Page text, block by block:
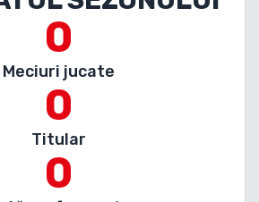
0
Meciuri jucate
0
Titular
0